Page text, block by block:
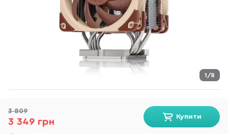
1/8
3 809
3 349 грн Купити